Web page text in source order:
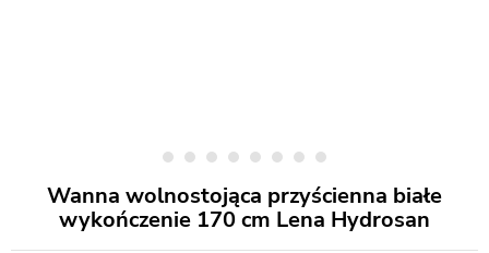
Wanna wolnostojąca przyścienna białe
wykończenie 170 cm Lena Hydrosan